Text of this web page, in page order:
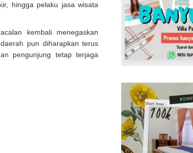
hingga pelaku jasa wisata
kembali menegaskan
pun diharapkan terus
pengunjung tetap terjaga